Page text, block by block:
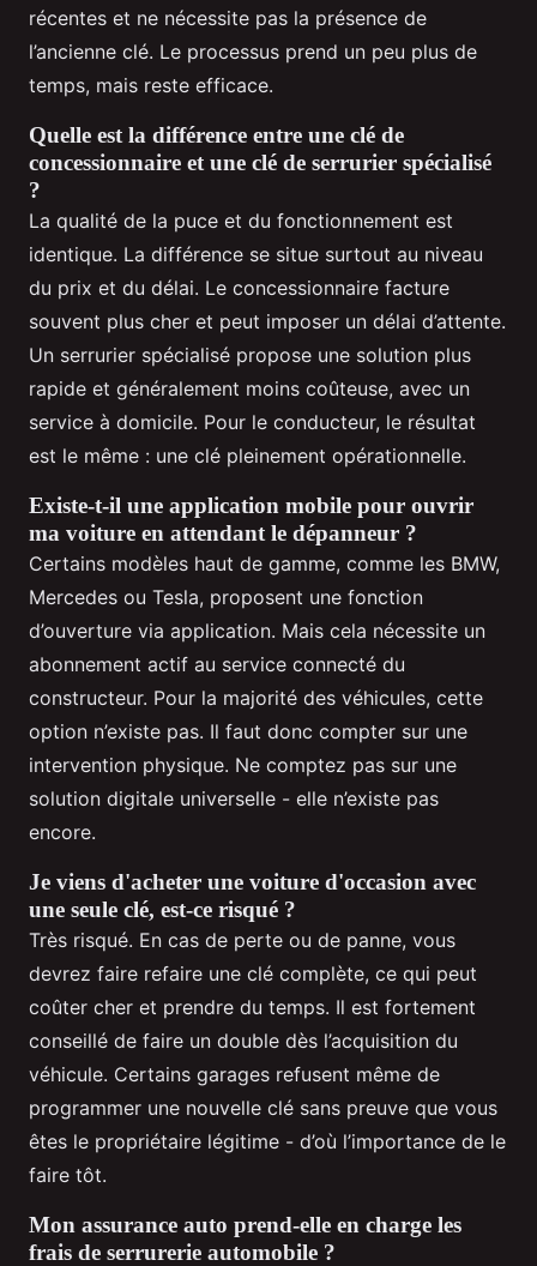
récentes et ne nécessite pas la présence de
l’ancienne clé. Le processus prend un peu plus de
temps, mais reste efficace.
Quelle est la différence entre une clé de
concessionnaire et une clé de serrurier spécialisé
?
La qualité de la puce et du fonctionnement est
identique. La différence se situe surtout au niveau
du prix et du délai. Le concessionnaire facture
souvent plus cher et peut imposer un délai d’attente.
Un serrurier spécialisé propose une solution plus
rapide et généralement moins coûteuse, avec un
service à domicile. Pour le conducteur, le résultat
est le même : une clé pleinement opérationnelle.
Existe-t-il une application mobile pour ouvrir
ma voiture en attendant le dépanneur ?
Certains modèles haut de gamme, comme les BMW,
Mercedes ou Tesla, proposent une fonction
d’ouverture via application. Mais cela nécessite un
abonnement actif au service connecté du
constructeur. Pour la majorité des véhicules, cette
option n’existe pas. Il faut donc compter sur une
intervention physique. Ne comptez pas sur une
solution digitale universelle - elle n’existe pas
encore.
Je viens d'acheter une voiture d'occasion avec
une seule clé, est-ce risqué ?
Très risqué. En cas de perte ou de panne, vous
devrez faire refaire une clé complète, ce qui peut
coûter cher et prendre du temps. Il est fortement
conseillé de faire un double dès l’acquisition du
véhicule. Certains garages refusent même de
programmer une nouvelle clé sans preuve que vous
êtes le propriétaire légitime - d’où l’importance de le
faire tôt.
Mon assurance auto prend-elle en charge les
frais de serrurerie automobile ?